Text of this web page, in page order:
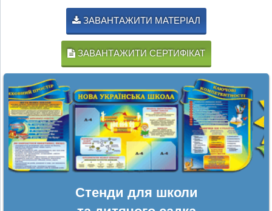
ЗАВАНТАЖИТИ МАТЕРІАЛ
ЗАВАНТАЖИТИ СЕРТИФІКАТ
Стенди для школи